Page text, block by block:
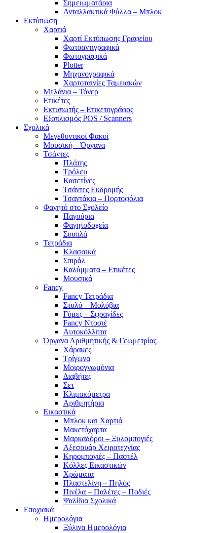
Σημειωματάρια
Ανταλλακτικά Φύλλα – Μπλοκ
Εκτύπωση
Χαρτιά
Χαρτί Εκτύπωσης Γραφείου
Φωτοαντιγραφικά
Φωτογραφικά
Plotter
Μηχανογραφικά
Χαρτοταινίες Ταμειακών
Μελάνια – Τόνερ
Ετικέτες
Εκτυπωτής – Ετικετογράφος
Εξοπλισμός POS / Scanners
Σχολικά
Μεγεθυντικοί Φακοί
Μουσική – Όργανα
Τσάντες
Πλάτης
Τρόλευ
Κασετίνες
Τσάντες Εκδρομής
Τσαντάκια – Πορτοφόλια
Φαγητό στο Σχολείο
Παγούρια
Φαγητοδοχεία
Σουπλά
Τετράδια
Κλασσικά
Σπιράλ
Καλύμματα – Ετικέτες
Μουσικά
Fancy
Fancy Τετράδια
Στυλό – Μολύβια
Γόμες – Σφραγίδες
Fancy Ντοσιέ
Αυτοκόλλητα
Όργανα Αριθμητικής & Γεωμετρίας
Χάρακες
Τρίγωνα
Mοιρογνωμόνια
Διαβήτες
Σετ
Κλιμακόμετρα
Αριθμητήρια
Εικαστικά
Μπλοκ και Χαρτιά
Μακετόχαρτα
Μαρκαδόροι – Ξυλομπογιές
Αξεσουάρ Χειροτεχνίας
Κηρομπογιές – Παστέλ
Κόλλες Εικαστικών
Χρώματα
Πλαστελίνη – Πηλός
Πινέλα – Παλέτες – Ποδιές
Ψαλίδια Σχολικά
Εποχιακά
Ημερολόγια
Ξύλινα Ημερολόγια